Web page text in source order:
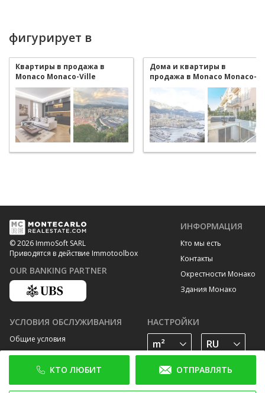
КТО ЛЮБИТ ОТПРАВЛЯТЬ
фигурирует в
Квартиры в продажа в
Monaco Monaco-Ville
Дома и квартиры в
продажа в Monaco Monaco-
Ville
© 2026 ImmoSoft SARL
Приводятся в действие Immotoolbox
OUR BANKING PARTNER
ИНФОРМАЦИЯ
Кто мы есть
Контакты
Окрестности Монако
Здания Монако
УСЛОВИЯ ОБСЛУЖИВАНИЯ
Общие условия
Политика конфиденциальности
Политика cookies
НАСТРОЙКИ
ПОДПИШИТЕСЬ НА НАС В